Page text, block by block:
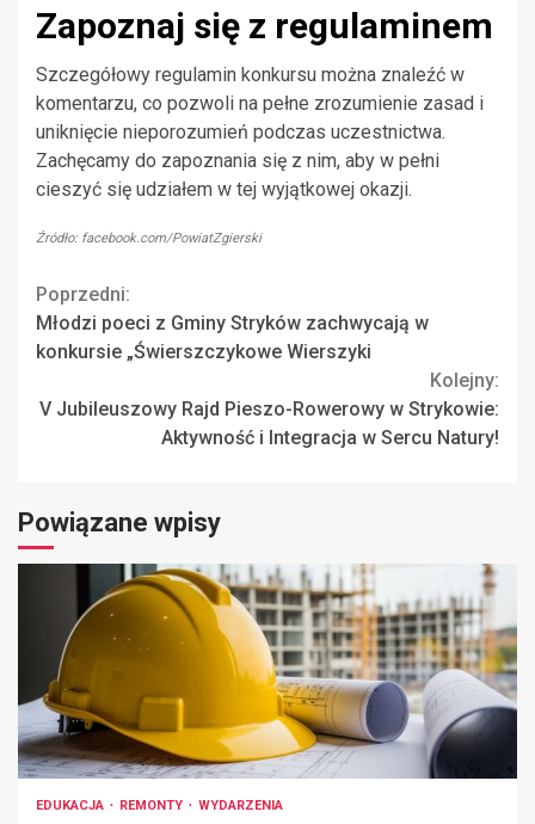
Zapoznaj się z regulaminem
Szczegółowy regulamin konkursu można znaleźć w
komentarzu, co pozwoli na pełne zrozumienie zasad i
uniknięcie nieporozumień podczas uczestnictwa.
Zachęcamy do zapoznania się z nim, aby w pełni
cieszyć się udziałem w tej wyjątkowej okazji.
Źródło: facebook.com/PowiatZgierski
Continue
Reading
Poprzedni:
Młodzi poeci z Gminy Stryków zachwycają w
konkursie „Świerszczykowe Wierszyki
Kolejny:
V Jubileuszowy Rajd Pieszo-Rowerowy w Strykowie:
Aktywność i Integracja w Sercu Natury!
Powiązane wpisy
EDUKACJA REMONTY WYDARZENIA